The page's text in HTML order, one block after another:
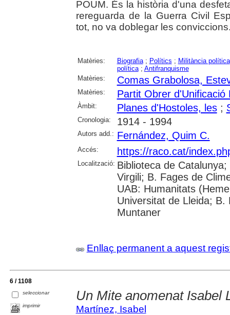
POUM. És la història d'una
rereguarda de la Guerra Civil
tot, no va doblegar les
Matèries: Biografia; Polítics ; Militància política
política; Antifranquisme
Matèries:
Comas Grabolosa,
Matèries: Partit Obrer d'Unificació
Àmbit: Planes d'Hostoles, les;
Cronologia: 1914 - 1994
Autors add.: Fernández, Quim C.
Accés: https://raco.cat/
Localització: Biblioteca de
Virgili; B. Fages de
UAB: Humanitats
Universitat de Lleida;
Muntaner
Enllaç permanent a aquest
6 / 1108
seleccionar
imprimir
Un Mite anomenat Isabel
Martínez, Isabel